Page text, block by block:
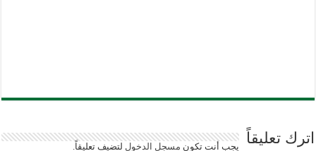
اترك تعليقاً يجب أنت تكون مسجل الدخول لتضيف تعليقاً.